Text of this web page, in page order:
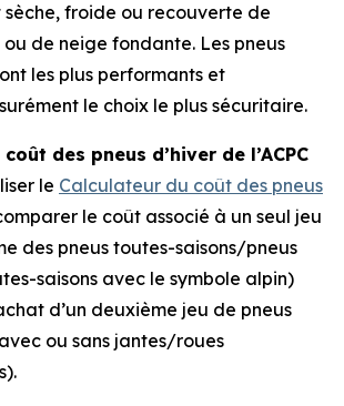
sèche, froide ou recouverte de
de neige fondante. Les pneus
les plus performants et
le choix le plus sécuritaire.
des pneus d’hiver de l’ACPC
le Calculateur du coût des pneus
le coût associé à un seul jeu
des pneus toutes-saisons/pneus
saisons avec le symbole alpin)
d’un deuxième jeu de pneus
ou sans jantes/roues